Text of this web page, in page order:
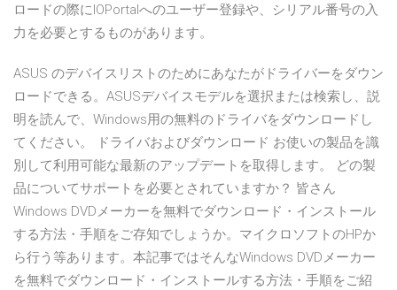
ロードの際にIOPortalへのユーザー登録や、シリアル番号の入
力を必要とするものがあります。
ASUS のデバイスリストのためにあなたがドライバーをダウン
ロードできる。ASUSデバイスモデルを選択または検索し、説
明を読んで、Windows用の無料のドライバをダウンロードし
てください。 ドライバおよびダウンロード お使いの製品を識
別して利用可能な最新のアップデートを取得します。 どの製
品についてサポートを必要とされていますか？ 皆さん
Windows DVDメーカーを無料でダウンロード・インストール
する方法・手順をご存知でしょうか。マイクロソフトのHPか
ら行う等あります。本記事ではそんなWindows DVDメーカー
を無料でダウンロード・インストールする方法・手順をご紹